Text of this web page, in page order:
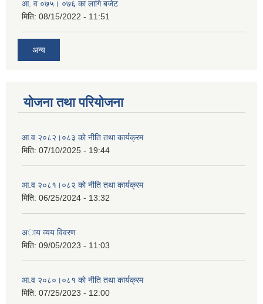
आ. व ०७५। ०७६ का लागि बजेट
मिति: 08/15/2022 - 11:51
अन्य
योजना तथा परियोजना
आ.व २०८२।०८३ काे नीति तथा कार्यक्रम
मिति: 07/10/2025 - 19:44
आ.व २०८१।०८२ काे नीति तथा कार्यक्रम
मिति: 06/25/2024 - 13:32
अाय व्यय विवरण
मिति: 09/05/2023 - 11:03
आ.व २०८०।०८१ काे नीति तथा कार्यक्रम
मिति: 07/25/2023 - 12:00